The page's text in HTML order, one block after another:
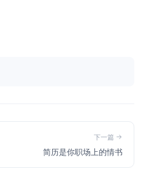
下一篇
简历是你职场上的情书